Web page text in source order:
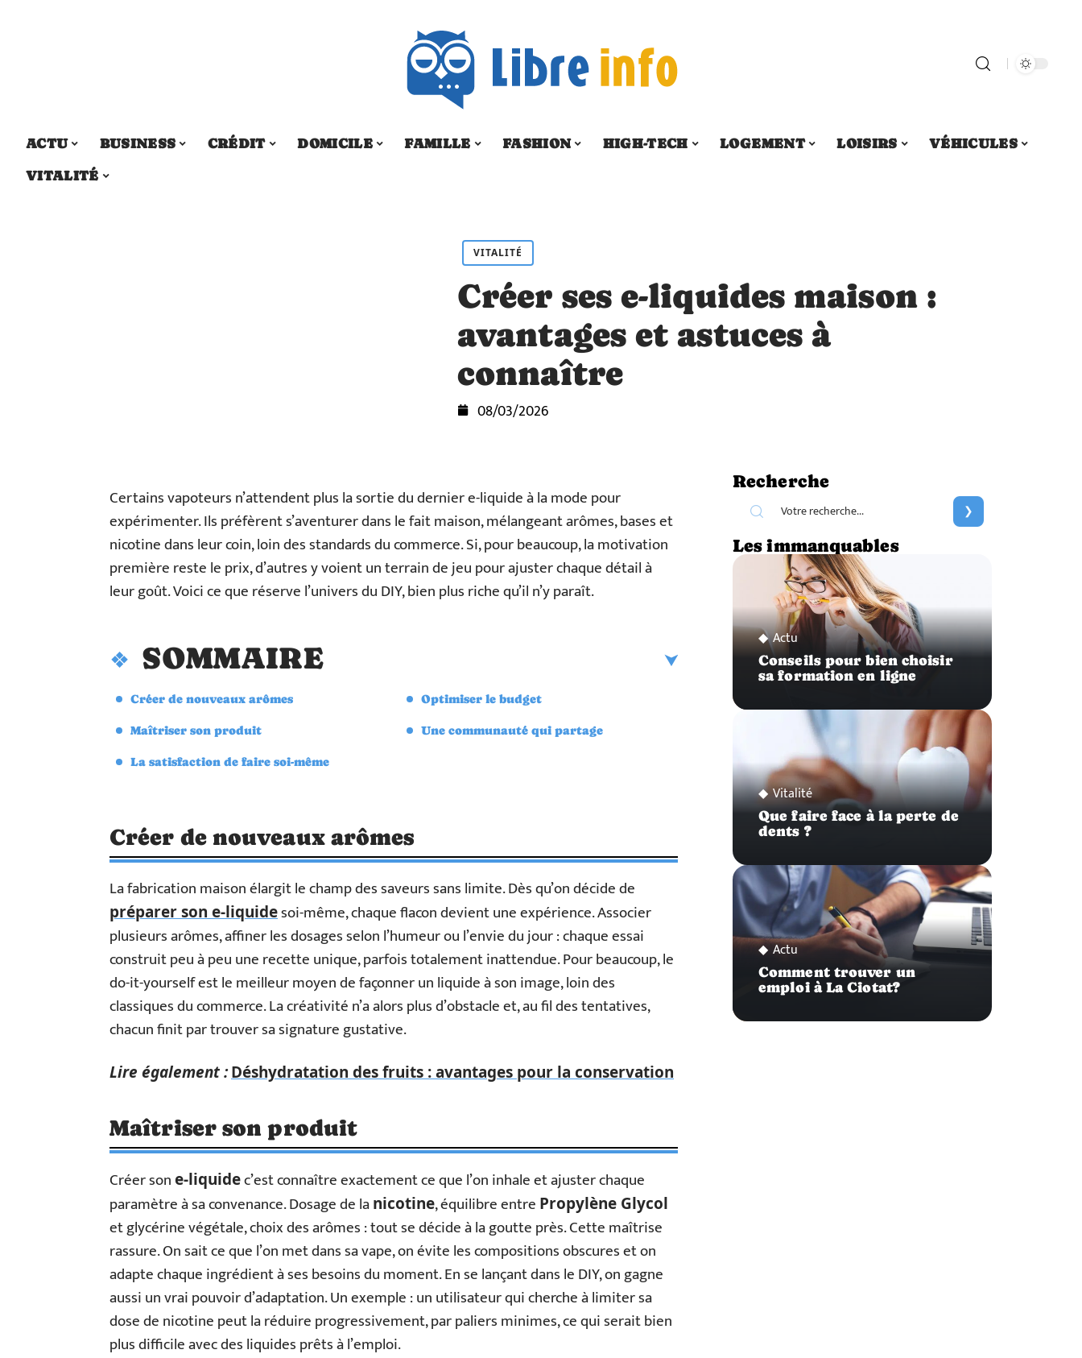
ACTU BUSINESS CRÉDIT DOMICILE FAMILLE FASHION HIGH-TECH LOGEMENT LOISIRS
VÉHICULES
VITALITÉ
VITALITÉ
Créer ses e-liquides maison :
avantages et astuces à
connaître
08/03/2026
Certains vapoteurs n’attendent plus la sortie du dernier e-liquide à la mode pour
expérimenter. Ils préfèrent s’aventurer dans le fait maison, mélangeant arômes, bases et
nicotine dans leur coin, loin des standards du commerce. Si, pour beaucoup, la motivation
première reste le prix, d’autres y voient un terrain de jeu pour ajuster chaque détail à
leur goût. Voici ce que réserve l’univers du DIY, bien plus riche qu’il n’y paraît.
SOMMAIRE
Créer de nouveaux arômes
Maîtriser son produit
La satisfaction de faire soi-même
Optimiser le budget
Une communauté qui partage
Créer de nouveaux arômes
La fabrication maison élargit le champ des saveurs sans limite. Dès qu’on décide de
préparer son e-liquidesoi-même, chaque flacon devient une expérience. Associer
plusieurs arômes, affiner les dosages selon l’humeur ou l’envie du jour : chaque essai
construit peu à peu une recette unique, parfois totalement inattendue. Pour beaucoup, le
do-it-yourself est le meilleur moyen de façonner un liquide à son image, loin des
classiques du commerce. La créativité n’a alors plus d’obstacle et, au fil des tentatives,
chacun finit par trouver sa signature gustative.
Lire également :Déshydratation des fruits : avantages pour la conservation
Maîtriser son produit
Créer sone-liquidec’est connaître exactement ce que l’on inhale et ajuster chaque
paramètre à sa convenance. Dosage de lanicotine, équilibre entre Propylène Glycol
et glycérine végétale, choix des arômes : tout se décide à la goutte près. Cette maîtrise
rassure. On sait ce que l’on met dans sa vape, on évite les compositions obscures et on
adapte chaque ingrédient à ses besoins du moment. En se lançant dans le DIY, on gagne
aussi un vrai pouvoir d’adaptation. Un exemple : un utilisateur qui cherche à limiter sa
dose de nicotine peut la réduire progressivement, par paliers minimes, ce qui serait bien
plus difficile avec des liquides prêts à l’emploi.
Recherche
Les immanquables
Actu
Conseils pour bien choisir
sa formation en ligne
Vitalité
Que faire face à la perte de
dents ?
Actu
Comment trouver un
emploi à La Ciotat?